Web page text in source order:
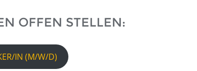
OFFEN STELLEN:
IN (M/W/D)